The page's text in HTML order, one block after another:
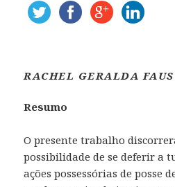
RACHEL GERALDA
Resumo
O presente trabalho
possibilidade de se deferir a
ações possessórias de posse